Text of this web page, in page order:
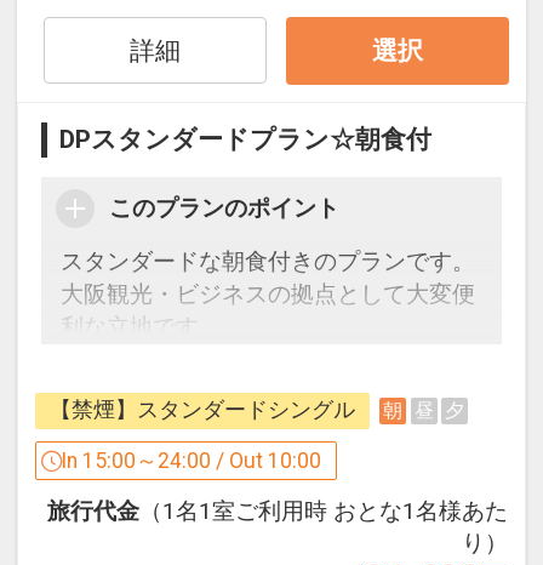
■ロビーにはウェルカムドリンクをご用
意（14：00～24：00）
■館内設備：・電子レンジ・自動販売
■周辺施設：コンビニまで徒歩1分・スー
【アクセス情報】
・地下街「泉の広場」M14から徒歩約3
分
観光地までの目安時間（公共交通機関利
用）
・ユニバーサルシティ駅まで約20分
詳細 選択
DPスタンダードプラン☆朝食付
このプランのポイント
スタンダードな朝食付きのプランです。
大阪観光・ビジネスの拠点として大変便
利な立地です。
ンドリーコーナーも完備で、急なご宿泊
や長期滞在の方にもオススメです。
10：30
大阪名物の肉吸いや串カツ、定番の和洋
【禁煙】スタンダードシングル 朝 昼 夕
In 15:00～24:00 / Out 10:00
旅行代金 （1名1室ご利用時 おとな1名様あた
り）